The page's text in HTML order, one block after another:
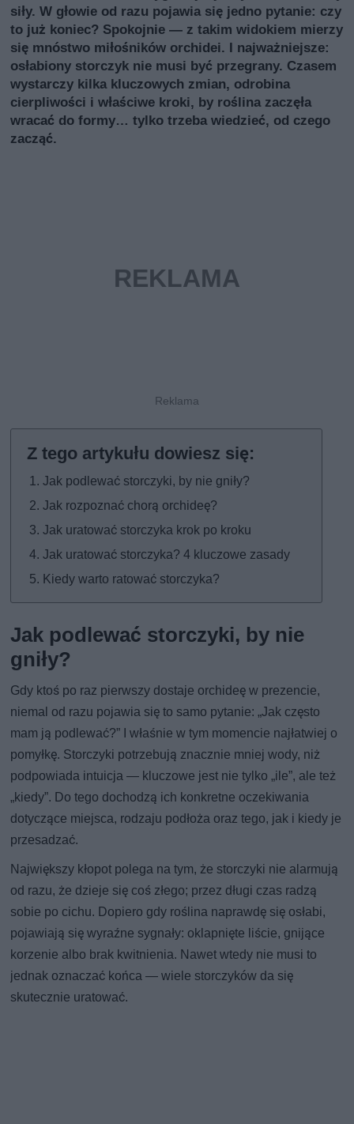
siły. W głowie od razu pojawia się jedno pytanie: czy
to już koniec? Spokojnie — z takim widokiem mierzy
się mnóstwo miłośników orchidei. I najważniejsze:
osłabiony storczyk nie musi być przegrany. Czasem
wystarczy kilka kluczowych zmian, odrobina
cierpliwości i właściwe kroki, by roślina zaczęła
wracać do formy… tylko trzeba wiedzieć, od czego
zacząć.
Jak podlewać storczyki, by nie gniły?
Jak rozpoznać chorą orchideę?
Jak uratować storczyka krok po kroku
Jak uratować storczyka? 4 kluczowe zasady
Kiedy warto ratować storczyka?
Jak podlewać storczyki, by nie
gniły?
Gdy ktoś po raz pierwszy dostaje orchideę w prezencie,
niemal od razu pojawia się to samo pytanie: „Jak często
mam ją podlewać?” I właśnie w tym momencie najłatwiej o
pomyłkę. Storczyki potrzebują znacznie mniej wody, niż
podpowiada intuicja — kluczowe jest nie tylko „ile”, ale też
„kiedy”. Do tego dochodzą ich konkretne oczekiwania
dotyczące miejsca, rodzaju podłoża oraz tego, jak i kiedy je
przesadzać.
Największy kłopot polega na tym, że storczyki nie alarmują
od razu, że dzieje się coś złego; przez długi czas radzą
sobie po cichu. Dopiero gdy roślina naprawdę się osłabi,
pojawiają się wyraźne sygnały: oklapnięte liście, gnijące
korzenie albo brak kwitnienia. Nawet wtedy nie musi to
jednak oznaczać końca — wiele storczyków da się
skutecznie uratować.